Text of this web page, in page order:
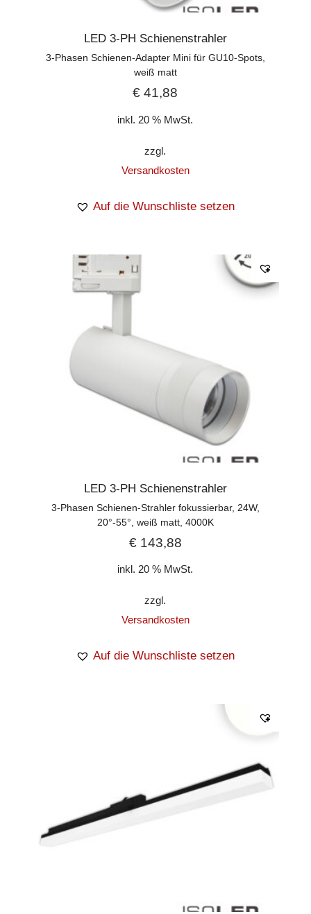
LED 3-PH Schienenstrahler
3-Phasen Schienen-Adapter Mini für GU10-Spots,
weiß matt
€ 41,88
inkl. 20 % MwSt.
zzgl.
Versandkosten
Auf die Wunschliste setzen
LED 3-PH Schienenstrahler
3-Phasen Schienen-Strahler fokussierbar, 24W,
20°-55°, weiß matt, 4000K
€143,88
inkl. 20 % MwSt.
zzgl.
Versandkosten
Auf die Wunschliste setzen